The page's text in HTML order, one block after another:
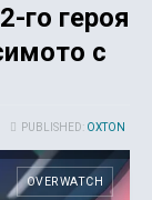
го героя
с
PUBLISHED: OXTON
OVERWATCH